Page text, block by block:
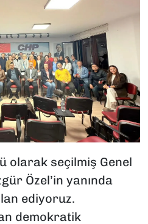
olarak seçilmiş Genel
Özel’in yanında
ediyoruz.
demokratik